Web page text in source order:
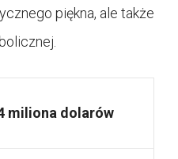
piękna, ale także
miliona dolarów